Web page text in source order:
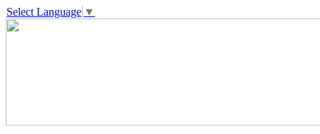
Select Language ▼